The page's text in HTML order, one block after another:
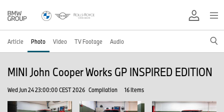
Article Photo Video TV Footage Audio
MINI John Cooper Works GP INSPIRED EDITION
Wed Jun 24 23:00:00 CEST 2026 Compilation 16 Items